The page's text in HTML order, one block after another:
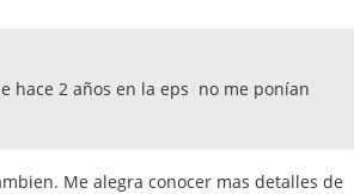
hace 2 años en la eps no me ponían
Me alegra conocer mas detalles de